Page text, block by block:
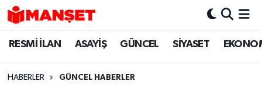
RESMİ İLAN ASAYİŞ GÜNCEL SİYASET
HABERLER GÜNCEL HABERLER
Hava Durumu
Trafik Durumu